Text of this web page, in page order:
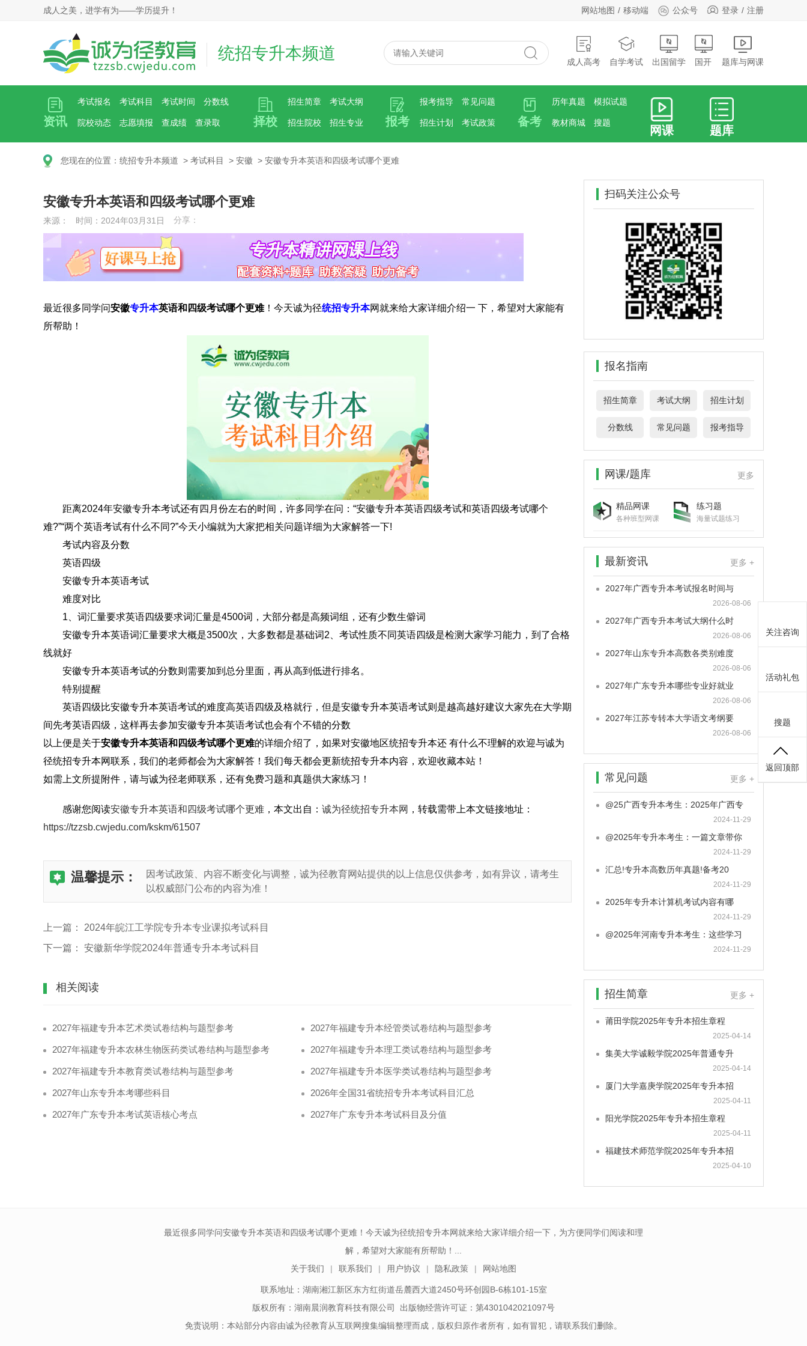
成人之美，进学有为——学历提升！ 网站地图 移动端 公众号 登录 注册
统招专升本频道 成人高考 自学考试 出国留学 国开 题库与网课
资讯
考试报名 考试科目 考试时间 分数线
院校动态 志愿填报 查成绩 查录取 择校
招生简章 考试大纲
招生院校 招生专业 报考
报考指导 常见问题
招生计划 考试政策 备考
历年真题 模拟试题
教材商城 搜题
网课 题库
您现在的位置： 统招专升本频道 > 考试科目 > 安徽 > 安徽专升本英语和四级考试哪个更难
安徽专升本英语和四级考试哪个更难
来源： 时间：2024年03月31日 分享：
最近很多同学问安徽专升本英语和四级考试哪个更难！今天诚为径统招专升本网就来给大家详细介绍一 下，希望对大家能有
所帮助！
距离2024年安徽专升本考试还有四月份左右的时间，许多同学在问：“安徽专升本英语四级考试和英语四级考试哪个
难?”“两个英语考试有什么不同?”今天小编就为大家把相关问题详细为大家解答一下!
考试内容及分数
英语四级
安徽专升本英语考试
难度对比
1、词汇量要求英语四级要求词汇量是4500词，大部分都是高频词组，还有少数生僻词
安徽专升本英语词汇量要求大概是3500次，大多数都是基础词2、考试性质不同英语四级是检测大家学习能力，到了合格
线就好
安徽专升本英语考试的分数则需要加到总分里面，再从高到低进行排名。
特别提醒
英语四级比安徽专升本英语考试的难度高英语四级及格就行，但是安徽专升本英语考试则是越高越好建议大家先在大学期
间先考英语四级，这样再去参加安徽专升本英语考试也会有个不错的分数
以上便是关于安徽专升本英语和四级考试哪个更难的详细介绍了，如果对安徽地区统招专升本还 有什么不理解的欢迎与诚为
径统招专升本网联系，我们的老师都会为大家解答！我们每天都会更新统招专升本内容，欢迎收藏本站！
如需上文所提附件，请与诚为径老师联系，还有免费习题和真题供大家练习！
感谢您阅读安徽专升本英语和四级考试哪个更难 ，本文出自： 诚为径统招专升本网 ，转载需带上本文链接地址：
https://tzzsb.cwjedu.com/kskm/61507
温馨提示：
因考试政策、内容不断变化与调整，诚为径教育网站提供的以上信息仅供参考，如有异议，请考生
以权威部门公布的内容为准！
上一篇： 2024年皖江工学院专升本专业课拟考试科目
下一篇： 安徽新华学院2024年普通专升本考试科目
相关阅读
2027年福建专升本艺术类试卷结构与题型参考 2027年福建专升本经管类试卷结构与题型参考
2027年福建专升本农林生物医药类试卷结构与题型参考 2027年福建专升本理工类试卷结构与题型参考
2027年福建专升本教育类试卷结构与题型参考 2027年福建专升本医学类试卷结构与题型参考
2027年山东专升本考哪些科目 2026年全国31省统招专升本考试科目汇总
2027年广东专升本考试英语核心考点 2027年广东专升本考试科目及分值
扫码关注公众号
报名指南
招生简章 考试大纲 招生计划
分数线 常见问题 报考指导
网课/题库 更多
精品网课
各种班型网课
练习题
海量试题练习
最新资讯 更多 +
2027年广西专升本考试报名时间与
2026-08-06
2027年广西专升本考试大纲什么时
2026-08-06
2027年山东专升本高数各类别难度
2026-08-06
2027年广东专升本哪些专业好就业
2026-08-06
2027年江苏专转本大学语文考纲要
2026-08-06
常见问题 更多 +
@25广西专升本考生：2025年广西专
2024-11-29
@2025年专升本考生：一篇文章带你
2024-11-29
汇总!专升本高数历年真题!备考20
2024-11-29
2025年专升本计算机考试内容有哪
2024-11-29
@2025年河南专升本考生：这些学习
2024-11-29
招生简章 更多 +
莆田学院2025年专升本招生章程
2025-04-14
集美大学诚毅学院2025年普通专升
2025-04-14
厦门大学嘉庚学院2025年专升本招
2025-04-11
阳光学院2025年专升本招生章程
2025-04-11
福建技术师范学院2025年专升本招
2025-04-10
最近很多同学问安徽专升本英语和四级考试哪个更难！今天诚为径统招专升本网就来给大家详细介绍一下，为方便同学们阅读和理
解，希望对大家能有所帮助！...
关于我们
联系我们 用户协议 隐私政策 网站地图
联系地址：湖南湘江新区东方红街道岳麓西大道2450号环创园B-6栋101-15室
版权所有：湖南晨润教育科技有限公司 出版物经营许可证：第4301042021097号
免责说明：本站部分内容由诚为径教育从互联网搜集编辑整理而成，版权归原作者所有，如有冒犯，请联系我们删除。
关注咨询
活动礼包
搜题
返回顶部